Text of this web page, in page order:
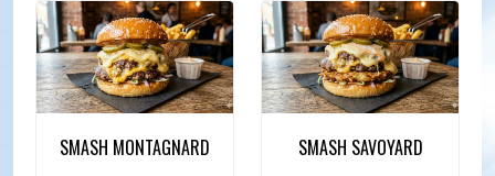
SMASH MONTAGNARD
SMASH SAVOYARD